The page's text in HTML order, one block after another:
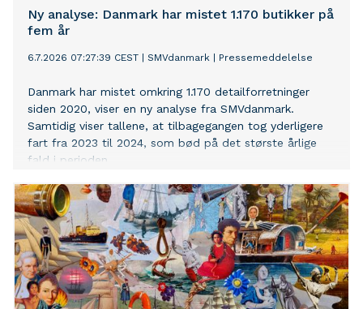
Ny analyse: Danmark har mistet 1.170 butikker på
fem år
6.7.2026 07:27:39 CEST SMVdanmark Pressemeddelelse
Danmark har mistet omkring 1.170 detailforretninger
siden 2020, viser en ny analyse fra SMVdanmark.
Samtidig viser tallene, at tilbagegangen tog yderligere
fart fra 2023 til 2024, som bød på det største årlige
fald i perioden.